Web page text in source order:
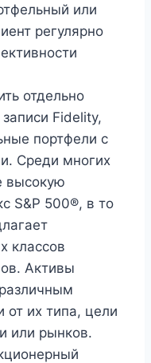
или
регулярно
отдельно
Fidelity,
портфели с
Среди многих
высокую
S&P 500®, в то
классов
Активы
от их типа, цели
или рынков.